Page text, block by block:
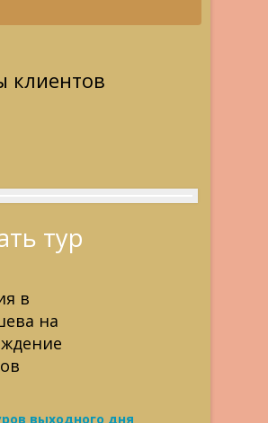
клиентов
тур
в
на
выходного дня